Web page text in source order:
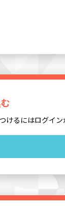
けるにはログイン